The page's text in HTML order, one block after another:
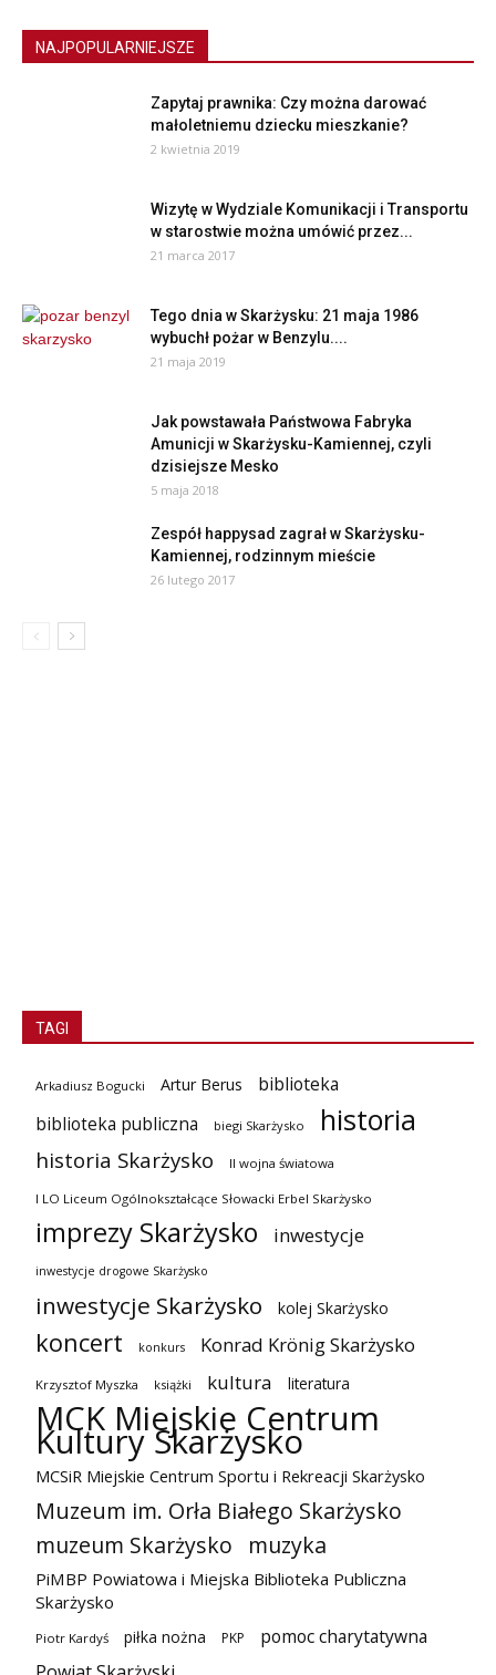
NAJPOPULARNIEJSZE
Zapytaj prawnika: Czy można darować
małoletniemu dziecku mieszkanie?
2 kwietnia 2019
Wizytę w Wydziale Komunikacji i Transportu
w starostwie można umówić przez...
21 marca 2017
Tego dnia w Skarżysku: 21 maja 1986
wybuchł pożar w Benzylu....
21 maja 2019
Jak powstawała Państwowa Fabryka
Amunicji w Skarżysku-Kamiennej, czyli
dzisiejsze Mesko
5 maja 2018
Zespół happysad zagrał w Skarżysku-
Kamiennej, rodzinnym mieście
26 lutego 2017
TAGI
Arkadiusz Bogucki Artur Berus
biblioteka
biblioteka publiczna
biegi Skarżysko historia
historia Skarżysko II wojna światowa
I LO Liceum Ogólnokształcące Słowacki Erbel Skarżysko
imprezy Skarżysko inwestycje
inwestycje drogowe Skarżysko
inwestycje Skarżysko kolej Skarżysko
koncert konkurs Konrad Krönig Skarżysko
Krzysztof Myszka książki kultura literatura
MCK Miejskie Centrum
Kultury Skarżysko
MCSiR Miejskie Centrum Sportu i Rekreacji Skarżysko
Muzeum im. Orła Białego Skarżysko
muzeum Skarżysko
muzyka
PiMBP Powiatowa i Miejska Biblioteka Publiczna
Skarżysko
Piotr Kardyś piłka nożna PKP
pomoc charytatywna